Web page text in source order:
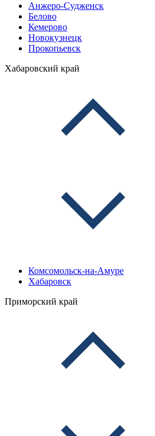
Анжеро-Судженск
Белово
Кемерово
Новокузнецк
Прокопьевск
Хабаровский край
Комсомольск-на-Амуре
Хабаровск
Приморский край